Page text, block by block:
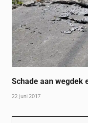
Schade aan wegdek
22 juni 2017